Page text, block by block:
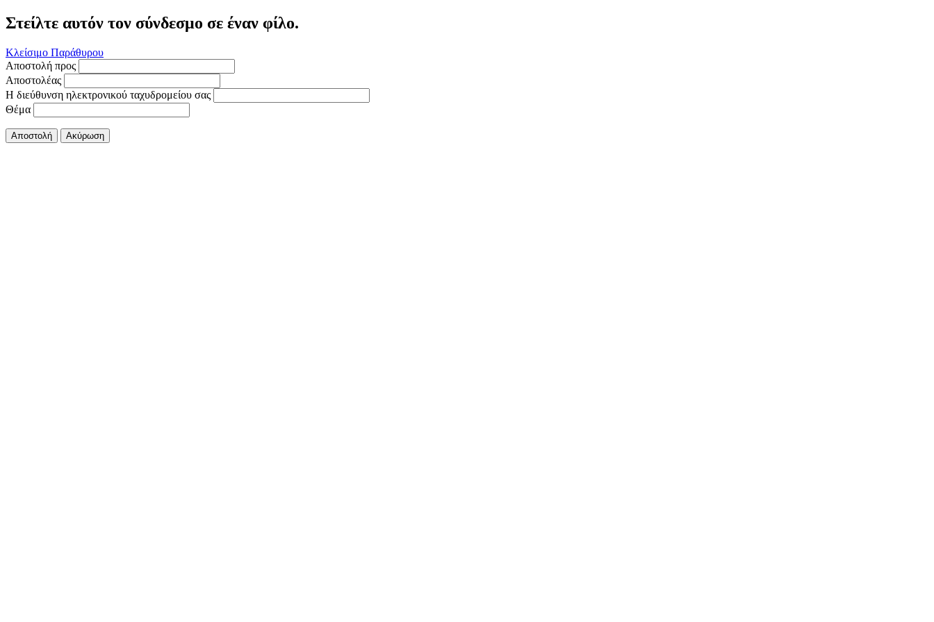
Στείλτε αυτόν τον σύνδεσμο σε έναν φίλο.
Κλείσιμο Παράθυρου
Αποστολή προς
Αποστολέας
Η διεύθυνση ηλεκτρονικού ταχυδρομείου σας
Θέμα
Αποστολή Ακύρωση